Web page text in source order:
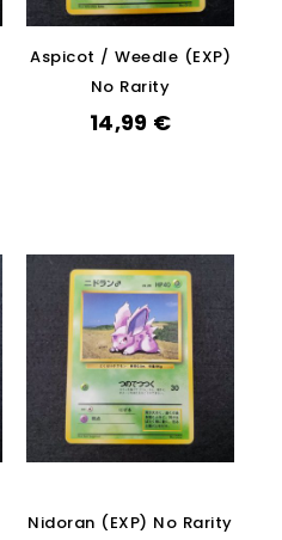
Aspicot / Weedle (EXP)
No Rarity
14,99 €
Nidoran (EXP) No Rarity